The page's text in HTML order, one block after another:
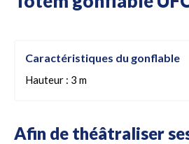
Caractéristiques du gonflable
Hauteur : 3 m
Afin de théâtraliser